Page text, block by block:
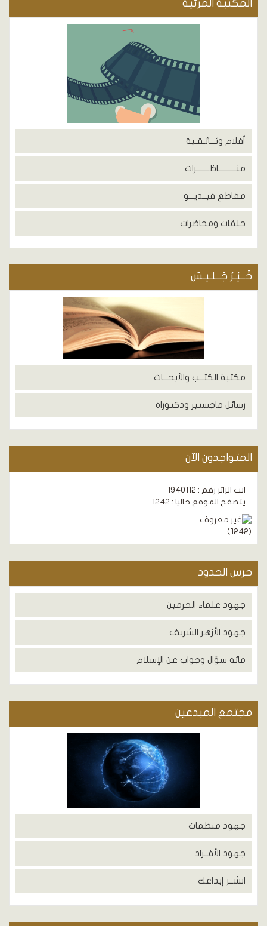
المكتبة المرئية
أفلام وثـــائـقـية
منــــــــــاظـــــــرات
مقاطع فيــديـــو
حلقات ومحاضرات
خَــيْـرُ جَــلـيـسٌ
مكتبة الكتــب والأبحـــاث
رسائل ماجستير ودكتوراة
المتواجدون الآن
انت الزائر رقم : 1940112
يتصفح الموقع حاليا : 1242
(
1242
)
حرس الحدود
جهود علماء الحرمين
جهود الأزهر الشريف
مائة سؤال وجواب عن الإسلام
مجتمع المبدعين
جهود منظمات
جهود الأفــراد
انشــر إبداعك